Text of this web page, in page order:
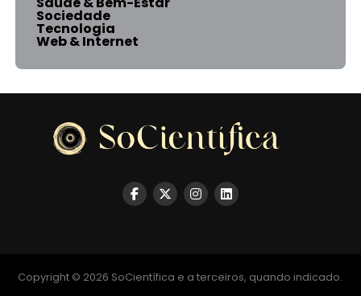
Sociedade
Tecnologia
Web & Internet
Copyright © 2026 SoCientífica e a terceiros, quando indicado.